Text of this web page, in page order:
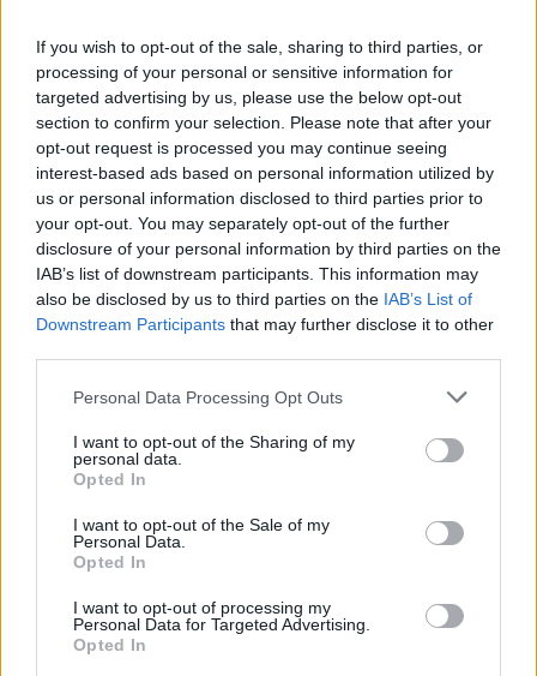
If you wish to opt-out of the sale, sharing to third parties, or
processing of your personal or sensitive information for
targeted advertising by us, please use the below opt-out
section to confirm your selection. Please note that after your
opt-out request is processed you may continue seeing
interest-based ads based on personal information utilized by
us or personal information disclosed to third parties prior to
your opt-out. You may separately opt-out of the further
disclosure of your personal information by third parties on the
IAB’s list of downstream participants. This information may
also be disclosed by us to third parties on the IAB’s List of
Downstream Participants that may further disclose it to other
Personal Data Processing Opt Outs
I want to opt-out of the Sharing of my
personal data.
Opted In
I want to opt-out of the Sale of my
Personal Data.
Opted In
I want to opt-out of processing my
Personal Data for Targeted Advertising.
Opted In
δυνατή θερμοκρασία για 20 λεπτά
τουλάχιστον.
Σφραγίστε τα αντικείμενα που δεν
μπορούν να πλυθούν:Τοποθετήστε τα σε
μία αεροστεγώς κλειστή τσάντα ή κουτί για
τουλάχιστον δύο εβδομάδες. Μετά, πλύντε
τα καλά προτού τα ξαναχρησιμοποιήσετε.
Ηλεκτρική σκούπα:Κάντε καλά το πάτωμα
και τα χαλιά με την ηλεκτρική σκούπα.
Πλύνετε χτένες και βούρτσες:
μουλιάστε χτένες και βούρτσες σε
οινόπνευμα για μια ώρα.
http://www.mayoclinic.org/